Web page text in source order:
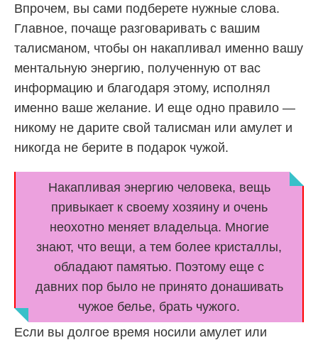
Впрочем, вы сами подберете нужные слова.
Главное, почаще разговаривать с вашим
талисманом, чтобы он накапливал именно вашу
ментальную энергию, полученную от вас
информацию и благодаря этому, исполнял
именно ваше желание. И еще одно правило —
никому не дарите свой талисман или амулет и
никогда не берите в подарок чужой.
Накапливая энергию человека, вещь
привыкает к своему хозяину и очень
неохотно меняет владельца. Многие
знают, что вещи, а тем более кристаллы,
обладают памятью. Поэтому еще с
давних пор было не принято донашивать
чужое белье, брать чужого.
Если вы долгое время носили амулет или